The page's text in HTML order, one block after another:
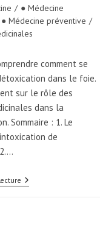
/ ● Médecine
● Médecine préventive /
comment se
dans le foie.
sur le rôle des
dans la
Sommaire : 1. Le
de